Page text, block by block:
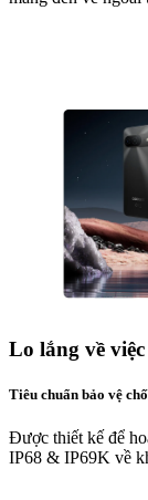
Lo lắng về
Tiêu chuẩn bảo vệ
Được thiết kế để
IP68 & IP69K về